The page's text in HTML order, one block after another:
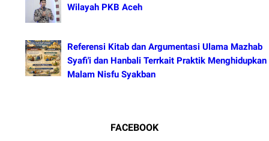
Wilayah PKB Aceh
Referensi Kitab dan Argumentasi Ulama Mazhab
Syafi'i dan Hanbali Terrkait Praktik Menghidupkan
Malam Nisfu Syakban
FACEBOOK